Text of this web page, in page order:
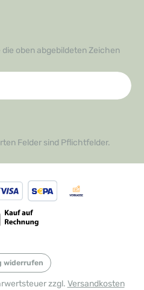
oben abgebildeten Zeichen
Felder sind Pflichtfelder.
widerrufen
zzgl. Versandkosten